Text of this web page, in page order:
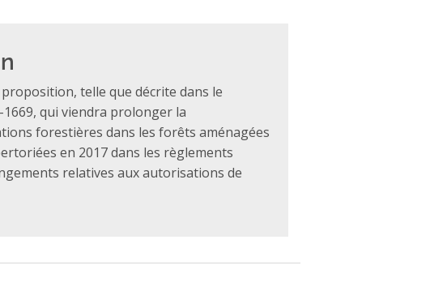
telle que décrite dans le
qui viendra prolonger la
forestières dans les forêts aménagées
en 2017 dans les règlements
relatives aux autorisations de